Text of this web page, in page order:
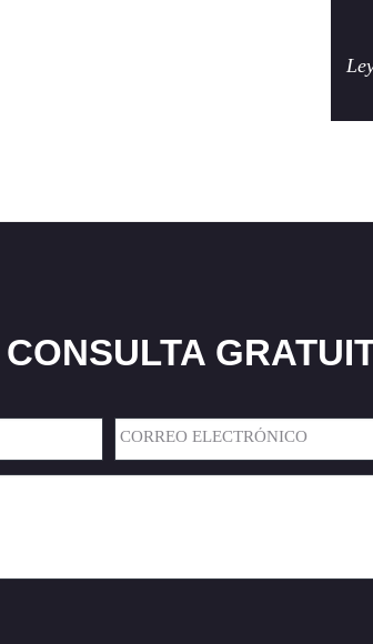
Correo
Electrónico(Required)